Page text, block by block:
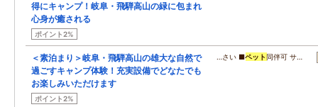
得にキャンプ！岐阜・飛騨高山の緑に包まれ
心身が癒される
ポイント2%
＜素泊まり＞岐阜・飛騨高山の雄大な自然で
過ごすキャンプ体験！充実設備でどなたでも
お楽しみいただけます
ポイント2%
…さい ■ペット 同伴可 サ…